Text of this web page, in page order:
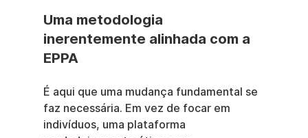
Uma metodologia
inerentemente alinhada com a
EPPA
É aqui que uma mudança fundamental se
faz necessária. Em vez de focar em
indivíduos, uma plataforma